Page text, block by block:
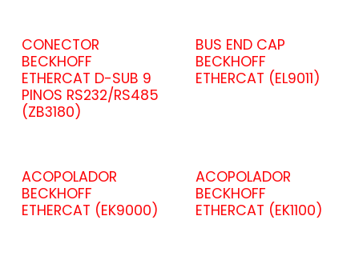
CONECTOR
BECKHOFF
ETHERCAT D-SUB 9
PINOS RS232/RS485
(ZB3180)
BUS END CAP
BECKHOFF
ETHERCAT (EL9011)
ACOPOLADOR
BECKHOFF
ETHERCAT (EK9000)
ACOPOLADOR
BECKHOFF
ETHERCAT (EK1100)